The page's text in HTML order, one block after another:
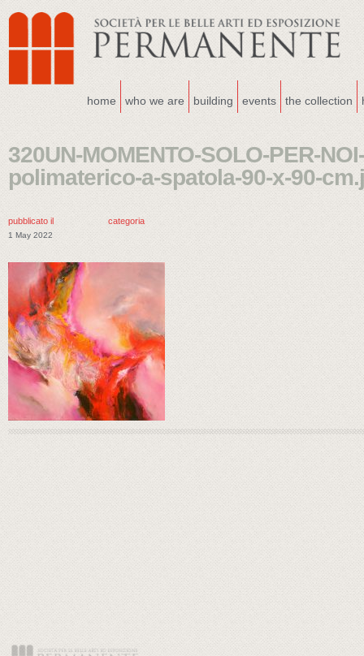
home who we are building events the collection
320UN-MOMENTO-SOLO-PER-
polimaterico-a-spatola-90-x-90-
pubblicato il
1 May 2022
categoria